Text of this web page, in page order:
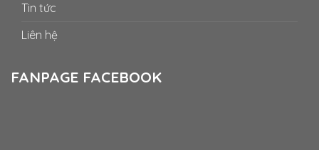
Tin tức
Liên hệ
FANPAGE FACEBOOK